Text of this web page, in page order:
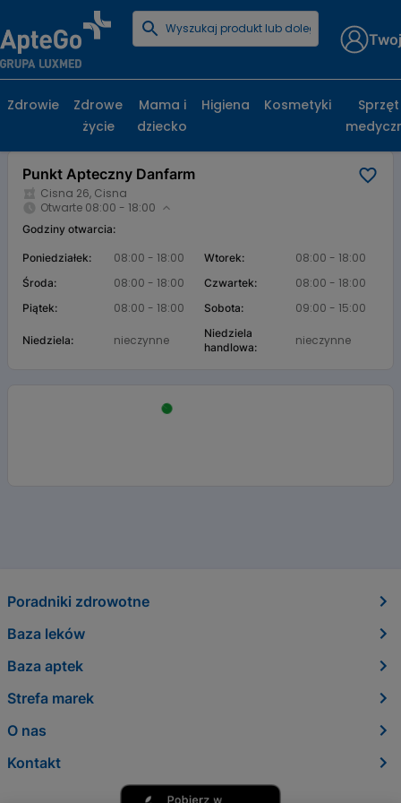
Strona główna
Punkt Apteczny Danfarm, Cisna 26, Cisna
Karta apteki
Punkt Apteczny Danfarm
Cisna 26, Cisna
Otwarte 08:00 - 18:00
Godziny otwarcia:
Poniedziałek: 08:00 - 18:00 Wtorek: 08:00 - 18:00
Środa: 08:00 - 18:00 Czwartek: 08:00 - 18:00
Piątek: 08:00 - 18:00 Sobota: 09:00 - 15:00
Niedziela: nieczynne
Niedziela
handlowa:
nieczynne
Zdrowie
Zdrowe
życie
Mama i
dziecko
Higiena Kosmetyki
Sprzęt
Poradniki zdrowotne
Baza leków
Baza aptek
Strefa marek
O nas
Kontakt